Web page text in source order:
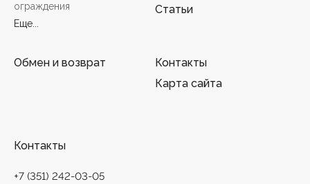
ограждения
Еще...
Статьи
Обмен и возврат
Контакты
Карта сайта
Контакты
+7 (351) 242-03-05